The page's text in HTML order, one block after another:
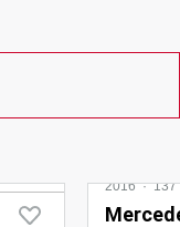
2016·137